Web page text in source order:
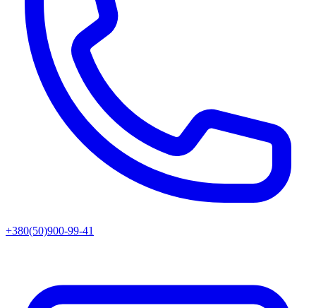
+380(50)900-99-41